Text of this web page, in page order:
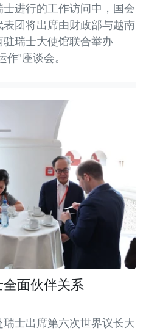
进行的工作访问中，国会
团将出席由财政部与越南
瑞士大使馆联合举办
"座谈会。
面伙伴关系
士出席第六次世界议长大